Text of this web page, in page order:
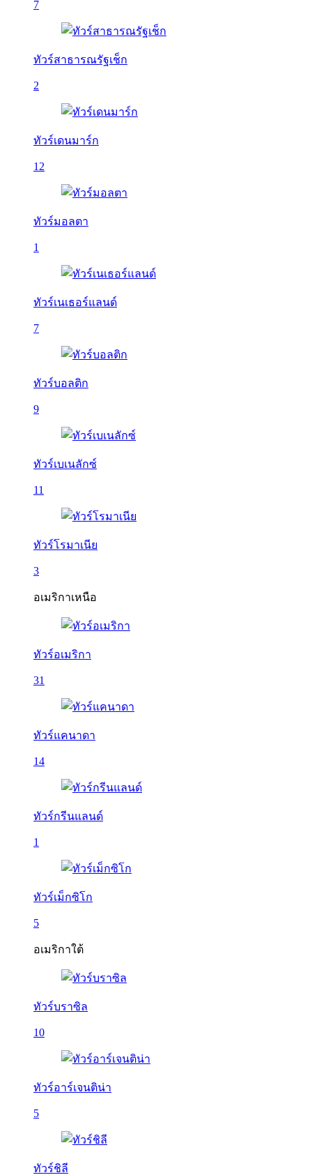
7
ทัวร์สาธารณรัฐเช็ก
2
ทัวร์เดนมาร์ก
12
ทัวร์มอลตา
1
ทัวร์เนเธอร์แลนด์
7
ทัวร์บอลติก
9
ทัวร์เบเนลักซ์
11
ทัวร์โรมาเนีย
3
อเมริกาเหนือ
ทัวร์อเมริกา
31
ทัวร์แคนาดา
14
ทัวร์กรีนแลนด์
1
ทัวร์เม็กซิโก
5
อเมริกาใต้
ทัวร์บราซิล
10
ทัวร์อาร์เจนติน่า
5
ทัวร์ชิลี